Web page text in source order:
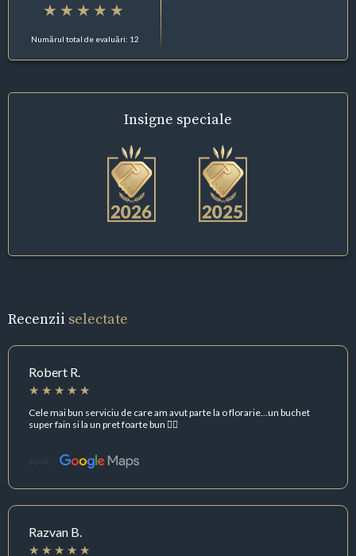
Numărul total de evaluări: 12
Insigne speciale
Recenzii selectate
Robert R.
Cele mai bun serviciu de care am avut parte la o florarie…un buchet
super fain si la un pret foarte bun 👍🏻
Sursă:
Razvan B.